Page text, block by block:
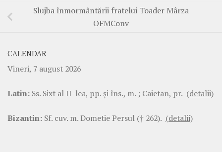
Slujba înmormântării fratelui Toader Mârza
OFMConv
CALENDAR
Vineri, 7 august 2026
Latin: Ss. Sixt al II-lea, pp. şi îns., m. ; Caietan, pr. (detalii)
Bizantin: Sf. cuv. m. Dometie Persul († 262). (detalii)